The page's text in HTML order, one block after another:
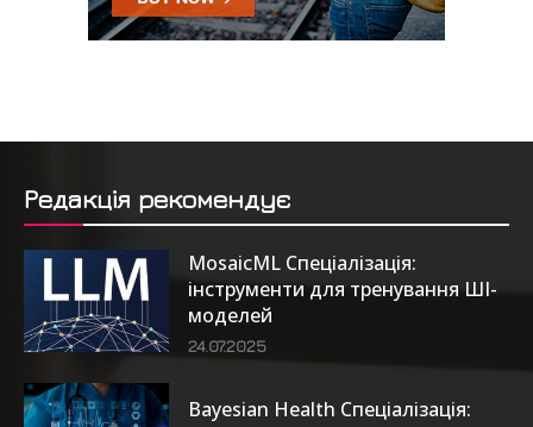
Редакція рекомендує
MosaicML Спеціалізація:
інструменти для тренування ШІ-
моделей
24.07.2025
Bayesian Health Спеціалізація: